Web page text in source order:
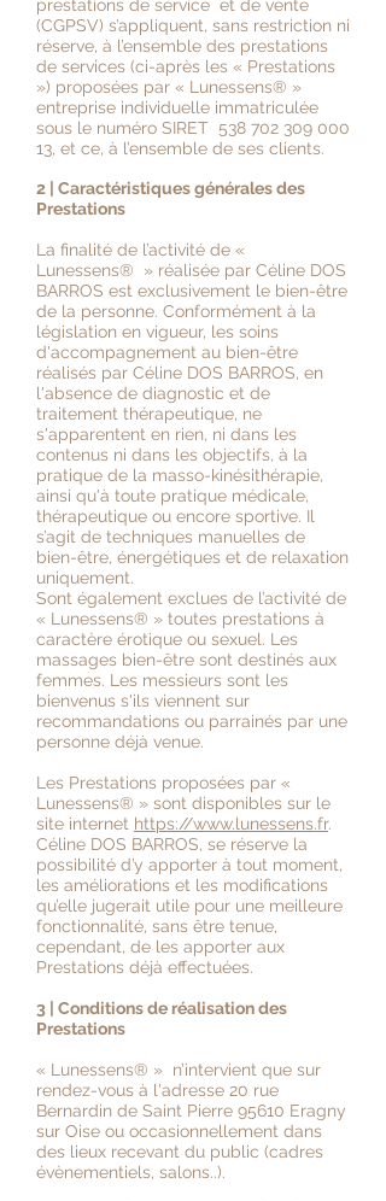
prestations de service et de vente
(CGPSV) s’appliquent, sans restriction ni
réserve, à l’ensemble des prestations
de services (ci-après les « Prestations
») proposées par « Lunessens® »
entreprise individuelle immatriculée
sous le numéro SIRET 538 702 309 000
13, et ce, à l’ensemble de ses clients.
2 | Caractéristiques générales des
Prestations
La finalité de l’activité de «
Lunessens®
» réalisée par Céline DOS
BARROS est exclusivement le bien-être
de la personne. Conformément à la
législation en vigueur, les soins
d'accompagnement au bien-être
réalisés par Céline DOS BARROS, en
l'absence de diagnostic et de
traitement thérapeutique, ne
s'apparentent en rien, ni dans les
contenus ni dans les objectifs, à la
pratique de la masso-kinésithérapie,
ainsi qu'à toute pratique médicale,
thérapeutique ou encore sportive. Il
s’agit de techniques manuelles de
bien-être, énergétiques et de relaxation
uniquement.
Sont également exclues de l’activité de
« Lunessens® » toutes prestations à
caractère érotique ou sexuel. Les
massages bien-être sont destinés aux
femmes. Les messieurs sont les
bienvenus s'ils viennent sur
recommandations ou parrainés par une
personne déjà venue.
Les Prestations proposées par «
Lunessens® » sont disponibles sur le
site internet https://www.lunessens.fr.
Céline DOS BARROS, se réserve la
possibilité d’y apporter à tout moment,
les améliorations et les modifications
qu’elle jugerait utile pour une meilleure
fonctionnalité, sans être tenue,
cependant, de les apporter aux
Prestations déjà effectuées.
3 | Conditions de réalisation des
Prestations
« Lunessens® » n’intervient que sur
rendez-vous à l'adresse 20 rue
Bernardin de Saint Pierre 95610 Eragny
sur Oise ou occasionnellement dans
des lieux recevant du public (cadres
évènementiels, salons..).